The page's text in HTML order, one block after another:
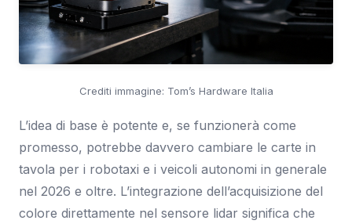
Crediti immagine: Tom’s Hardware Italia
L’idea di base è potente e, se funzionerà come
promesso, potrebbe davvero cambiare le carte in
tavola per i robotaxi e i veicoli autonomi in generale
nel 2026 e oltre. L’integrazione dell’acquisizione del
colore direttamente nel sensore lidar significa che